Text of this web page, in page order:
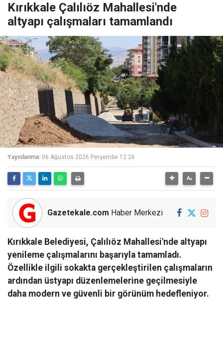
Kırıkkale Çalılıöz Mahallesi'nde
altyapı çalışmaları tamamlandı
Yayınlanma: 06 Ağustos 2026 Perşembe 12:26
Gazetekale.com Haber Merkezi
Kırıkkale Belediyesi, Çalılıöz Mahallesi'nde altyapı
yenileme çalışmalarını başarıyla tamamladı.
Özellikle ilgili sokakta gerçekleştirilen çalışmaların
ardından üstyapı düzenlemelerine geçilmesiyle
daha modern ve güvenli bir görünüm hedefleniyor.